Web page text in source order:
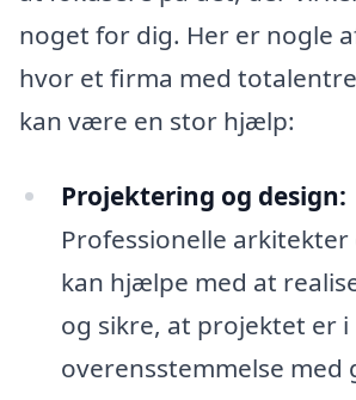
noget for dig. Her er nogle
hvor et firma med
kan være en stor hjælp:
Projektering og design:
Professionelle
kan hjælpe med at
og sikre, at projektet er i
overensstemmelse